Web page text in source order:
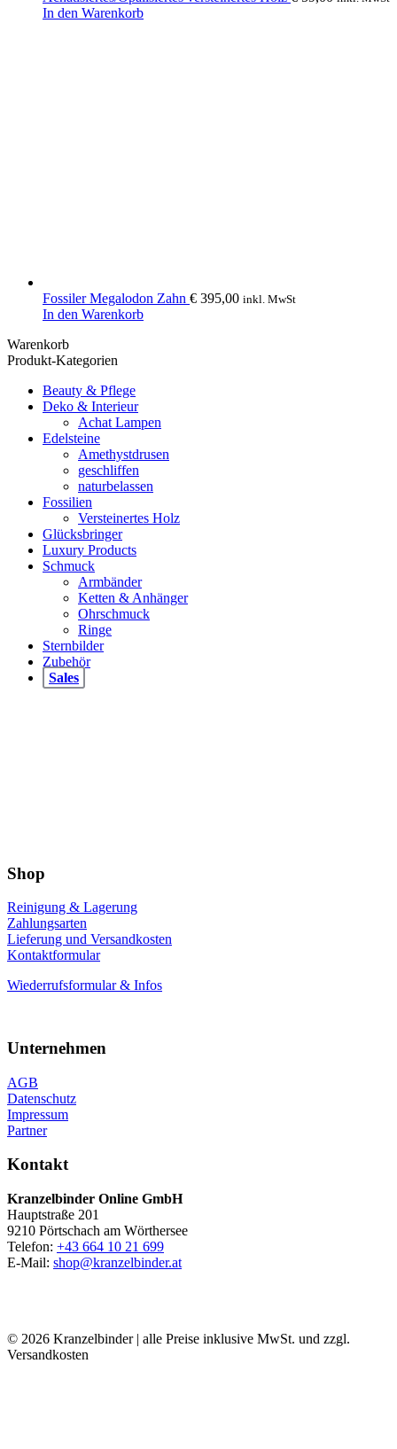
In den Warenkorb
Fossiler Megalodon Zahn € 395,00 inkl. MwSt
In den Warenkorb
Warenkorb
Produkt-Kategorien
Beauty & Pflege
Deko & Interieur
Achat Lampen
Edelsteine
Amethystdrusen
geschliffen
naturbelassen
Fossilien
Versteinertes Holz
Glücksbringer
Luxury Products
Schmuck
Armbänder
Ketten & Anhänger
Ohrschmuck
Ringe
Sternbilder
Zubehör
Sales
Shop
Reinigung & Lagerung
Zahlungsarten
Lieferung und Versandkosten
Kontaktformular
Wiederrufsformular & Infos
Unternehmen
AGB
Datenschutz
Impressum
Partner
Kontakt
Kranzelbinder Online GmbH
Hauptstraße 201
9210 Pörtschach am Wörthersee
Telefon: +43 664 10 21 699
E-Mail: shop@kranzelbinder.at
© 2026 Kranzelbinder | alle Preise inklusive MwSt. und zzgl.
Versandkosten